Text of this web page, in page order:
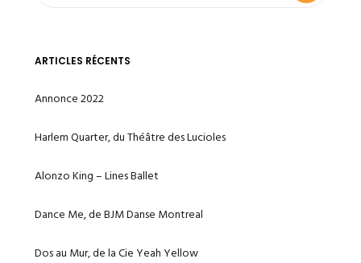
ARTICLES RÉCENTS
Annonce 2022
Harlem Quarter, du Théâtre des Lucioles
Alonzo King – Lines Ballet
Dance Me, de BJM Danse Montreal
Dos au Mur, de la Cie Yeah Yellow